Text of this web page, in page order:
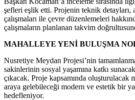
şefleri eşlik etti. Projenin teknik detayları,
çalışmaları ile çevre düzenlemeleri
çalışmaların planlanan takvim
MAHALLEYE YENİ BULUŞMA
Nusretiye Meydan Projesi’nin
sakinlerinin sosyal yaşamına katkı
çıkacak. Proje kapsamında oluşturulacak
araya gelebileceği modern ve estetik bir
hedefleniyor.